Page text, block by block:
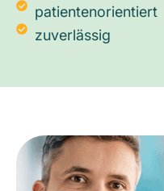
patientenorientiert
zuverlässig